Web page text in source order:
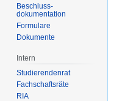
Beschluss-
dokumentation
Formulare
Dokumente
Intern
Studierendenrat
Fachschaftsräte
RIA